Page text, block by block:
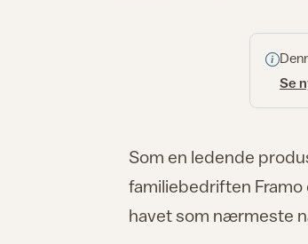
Se
Som en ledende
familiebedriften
havet som nærmeste